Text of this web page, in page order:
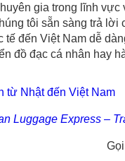
gia trong lĩnh vực
tôi sẵn sàng trả lời
tế đến Việt Nam dễ
đồ đạc cá nhân hay
từ Nhật đến Việt Nam
Luggage Express –